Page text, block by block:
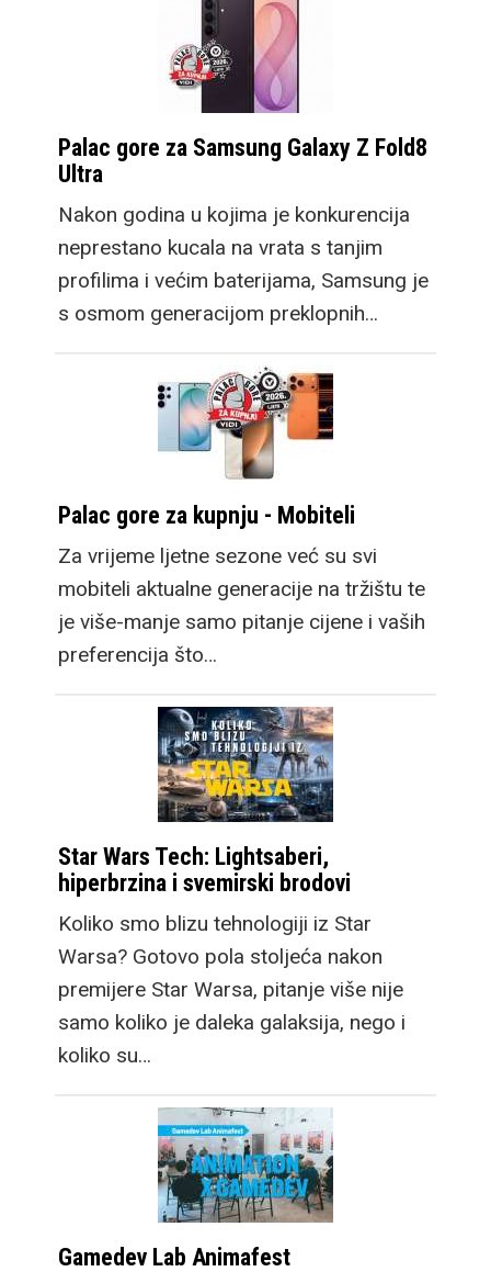
Palac gore za Samsung Galaxy Z Fold8
Ultra
Nakon godina u kojima je konkurencija
neprestano kucala na vrata s tanjim
profilima i većim baterijama, Samsung je
s osmom generacijom preklopnih…
Palac gore za kupnju - Mobiteli
Za vrijeme ljetne sezone već su svi
mobiteli aktualne generacije na tržištu te
je više-manje samo pitanje cijene i vaših
preferencija što…
Star Wars Tech: Lightsaberi,
hiperbrzina i svemirski brodovi
Koliko smo blizu tehnologiji iz Star
Warsa? Gotovo pola stoljeća nakon
premijere Star Warsa, pitanje više nije
samo koliko je daleka galaksija, nego i
koliko su…
Gamedev Lab Animafest